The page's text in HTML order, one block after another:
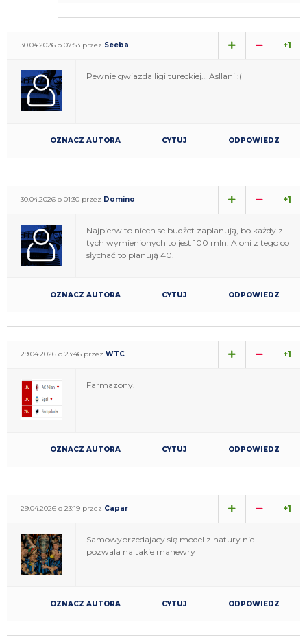
30.04.2026 o 07:53 przez Seeba +1
Pewnie gwiazda ligi tureckiej… Asllani :(
OZNACZ AUTORA CYTUJ ODPOWIEDZ
30.04.2026 o 01:30 przez Domino +1
Najpierw to niech se budżet zaplanują, bo każdy z
tych wymienionych to jest 100 mln. A oni z tego co
słychać to planują 40.
OZNACZ AUTORA CYTUJ ODPOWIEDZ
29.04.2026 o 23:46 przez WTC +1
Farmazony.
OZNACZ AUTORA CYTUJ ODPOWIEDZ
29.04.2026 o 23:19 przez Capar +1
Samowyprzedajacy się model z natury nie
pozwala na takie manewry
OZNACZ AUTORA CYTUJ ODPOWIEDZ